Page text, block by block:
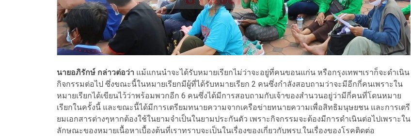
นายอภิรักษ์ กล่าวต่อว่า แม้แกนนำจะได้รับหมายเรียกไม่ว่าจะอยู่ที่คนขอนแก่น หรือกรุงเทพฯเราก็จะดำเนิน
กิจกรรมต่อไป ซึ่งขณะนี้ในหมายเรียกมีผู้ที่ได้รับหมายเรียก 2 คนซึ่งกำลังสอบถามว่าจะมีอีกกี่คนเพราะใน
หมายเรียกได้เขียนไว้ว่าพร้อมพวกอีก 6 คนซึ่งได้มีการสอบถามกับเจ้าของสำนวนอยู่ว่ามีกี่คนที่โดนหมาย
เรียกในครั้งนี้ และขณะนี้ได้มีการเตรียมทนายความจากเครือข่ายทนายความเพื่อสิทธิมนุษยชน และการเตรี
ยมเอกสารต่างๆหากต้องใช้ในยามจำเป็นในยามประกันตัว เพราะกิจกรรมจะต้องมีการดำเนินต่อไปเพราะใน
ลักษณะของหมายเนื้อหาเบื้องต้นที่เราทราบจะเป็นในเรื่องของเกี่ยวกับพรบ.ในเรื่องของโรคติดต่อ